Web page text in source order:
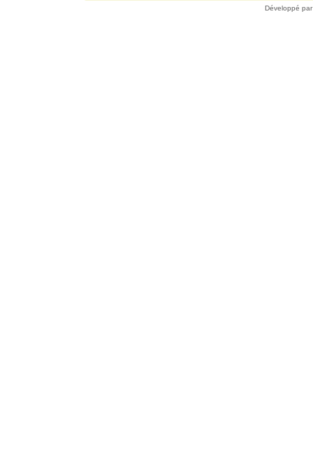
Développé